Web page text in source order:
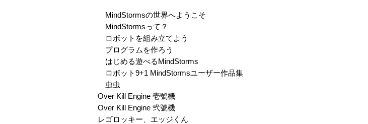
MindStormsの世界へようこそ
MindStormsって？
ロボットを組み立てよう
プログラムを作ろう
はじめる遊べるMindStorms
ロボット9+1 MindStormsユーザー作品集
虫虫
Over Kill Engine 壱號機
Over Kill Engine 弐號機
レゴロッキー、エッジくん